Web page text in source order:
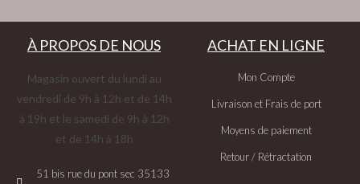
À PROPOS DE NOUS
Magasin ouvert du lundi au
vendredi de 9h à 12h et de 14h
à 19h et le samedi de 9h à 12h
et de 14h à 18h
51 bis rue du pont sec 35133
ACHAT EN LIGNE
Mon Compte
Livraison et Frais de port
Moyens de paiement
Retour / Rétractation